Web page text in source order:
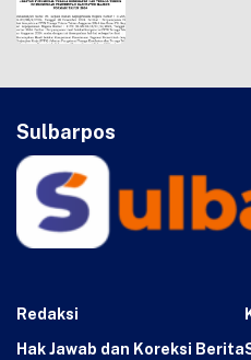
Sulbarpos
Redaksi
Hak Jawab dan Koreksi Berita